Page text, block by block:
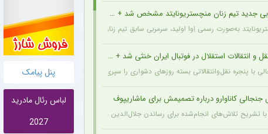
پنل پیامک
لباس رئال مادرید
2027
جدید تیم زنان منچستریونایتد مشخص شد + عکس
به‌صورت رسمی اِوا اولید، سرمربی سابق تیم زنان هارتس، را به‌عنوان سرمربی جدید
و انتقالات استقلال در فوتبال ایران خنثی شد + جزئیات
با پنجره نقل‌وانتقالاتی بسته روزهای دشواری را سپری می‌کند که در همین شرایط، نام
کاناوارو درباره تصمیمش برای ماشاریپوف
با تشریح تلاش‌های انجام‌شده برای رساندن جلال‌الدین ماشاریپوف به جام جهانی تأکید